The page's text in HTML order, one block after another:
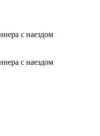
с наездом
с наездом